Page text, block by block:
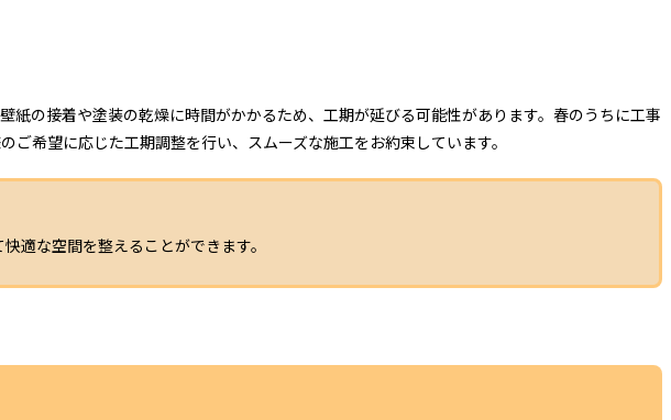
の接着や塗装の乾燥に時間がかかるため、工期が延びる可能性があります。春のうちに工事
希望に応じた工期調整を行い、スムーズな施工をお約束しています。
適な空間を整えることができます。